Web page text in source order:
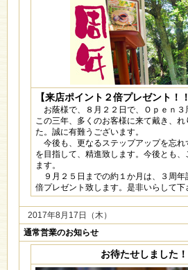
【来店ポイント２倍プレゼント！！
お蔭様で、８月２２日で、Ｏｐｅｎ３
この三年、多くのお客様に来て戴き、れ
た。誠に有難うございます。
今後も、更なるステップアップを忘れ
を目指して、精進致します。今後とも、
ます。
９月２５日までの約１か月は、３周年
倍プレゼント致します。是非いらして下
2017年8月17日（木）
通常営業のお知らせ
お待たせしました